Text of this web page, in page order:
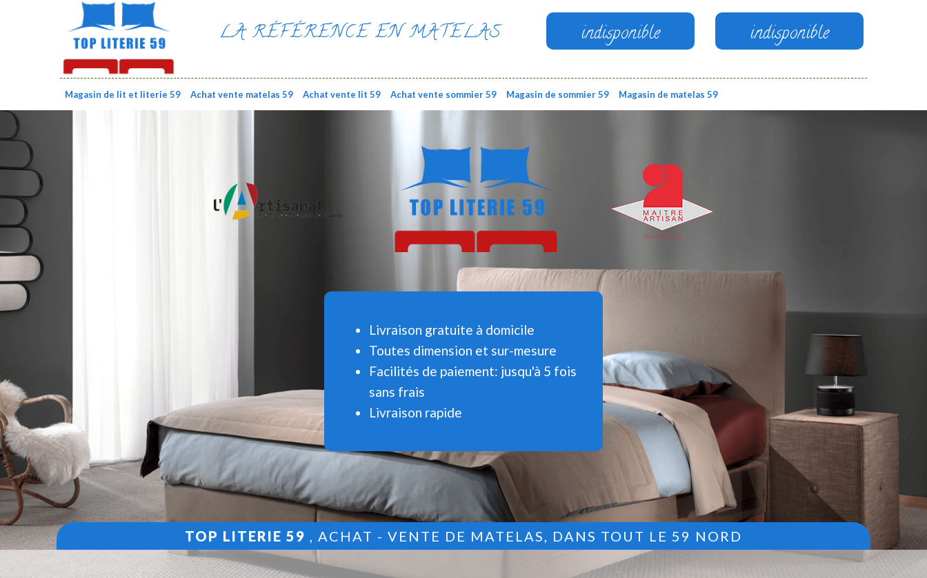
LA RÉFÉRENCE EN MATELAS indisponible indisponible
Magasin de lit et literie 59 Achat vente matelas 59 Achat vente lit 59 Achat vente sommier 59 Magasin de sommier 59 Magasin de matelas 59
Livraison gratuite à domicile
Toutes dimension et sur-mesure
Facilités de paiement: jusqu'à 5 fois
sans frais
Livraison rapide
TOP LITERIE 59 , ACHAT - VENTE DE MATELAS, DANS TOUT LE 59 NORD